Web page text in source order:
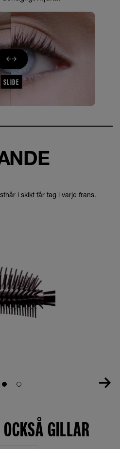
SLIDE
i skikt får tag i varje frans.
Slide 1Slide 2
GILLAR